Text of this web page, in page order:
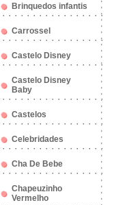
Brinquedos infantis
Carrossel
Castelo Disney
Castelo Disney
Baby
Castelos
Celebridades
Cha De Bebe
Chapeuzinho
Vermelho